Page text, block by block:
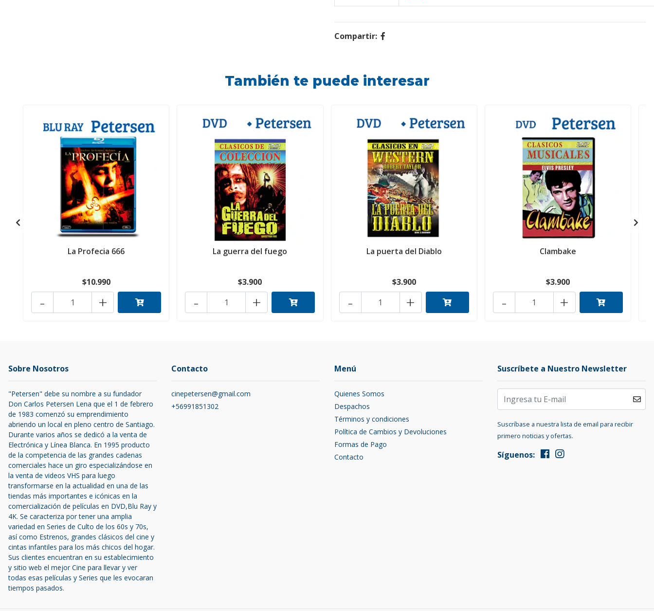
Compartir:
También te puede interesar
La Profecia 666
$10.990
+
-
La guerra del fuego
$3.900
+
-
La puerta del Diablo
$3.900
+
-
Clambake
$3.900
+
-
Sobre Nosotros
"Petersen" debe su nombre a su fundador
Don Carlos Petersen Lena que el 1 de febrero
de 1983 comenzó su emprendimiento
abriendo un local en pleno centro de Santiago.
Durante varios años se dedicó a la venta de
Electrónica y Línea Blanca. En 1995 producto
de la competencia de las grandes cadenas
comerciales hace un giro especializándose en
la venta de videos VHS para luego
transformarse en la actualidad en una de las
tiendas más importantes e icónicas en la
comercialización de películas en DVD,Blu Ray y
4K. Se caracteriza por tener una amplia
variedad en Series de Culto de los 60s y 70s,
así como Estrenos, grandes clásicos del cine y
cintas infantiles para los más chicos del hogar.
Sus clientes encuentran en su establecimiento
y sitio web el mejor Cine para llevar y ver
todas esas películas y Series que les evocaran
tiempos pasados.
Contacto
cinepetersen@gmail.com
+56991851302
Menú
Quienes Somos
Despachos
Términos y condiciones
Política de Cambios y Devoluciones
Formas de Pago
Contacto
Suscríbete a Nuestro Newsletter
Suscríbase a nuestra lista de email para recibir
primero noticias y ofertas.
Síguenos: